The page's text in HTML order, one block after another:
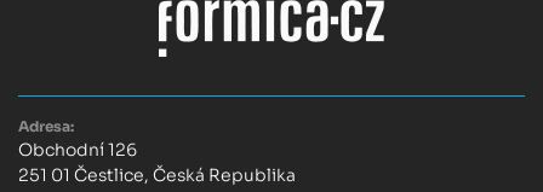
Adresa:
Obchodní 126
251 01 Čestlice, Česká Republika